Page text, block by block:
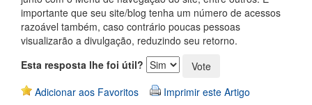
importante que seu site/blog tenha um número de acessos
razoável também, caso contrário poucas pessoas
visualizarão a divulgação, reduzindo seu retorno.
Esta resposta lhe foi útil?
Adicionar aos Favoritos
Imprimir este Artigo